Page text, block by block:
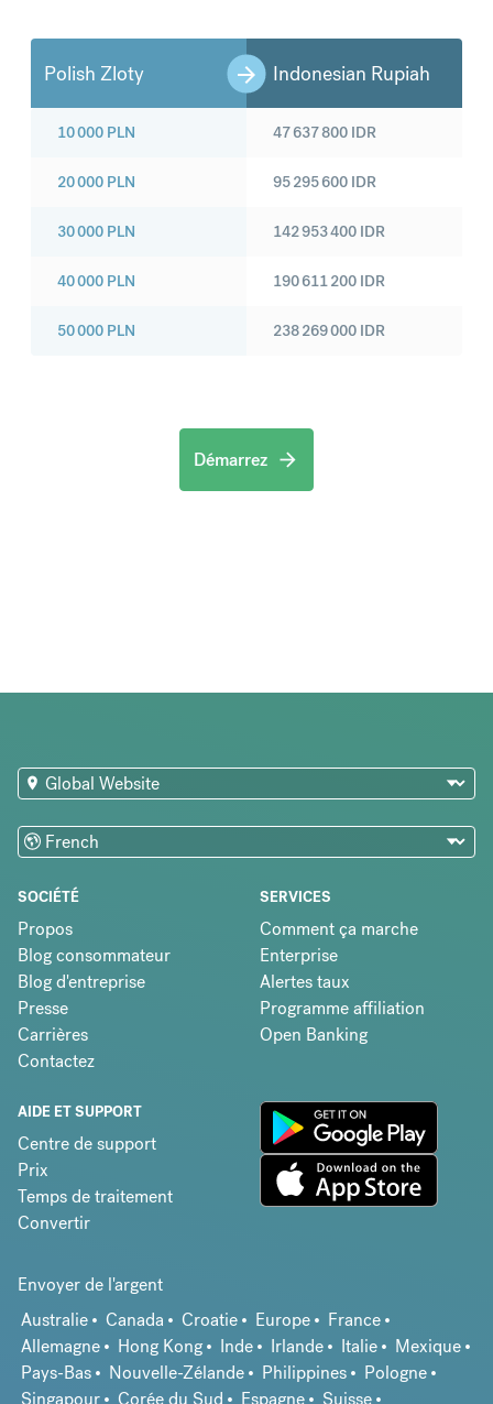
Polish Zloty Indonesian Rupiah
10 000 PLN
20 000 PLN
30 000 PLN
40 000 PLN
50 000 PLN
47 637 800 IDR
95 295 600 IDR
142 953 400 IDR
190 611 200 IDR
238 269 000 IDR
Démarrez
SOCIÉTÉ
Propos
Blog consommateur
Blog d'entreprise
Presse
Carrières
Contactez
SERVICES
Comment ça marche
Enterprise
Alertes taux
Programme affiliation
Open Banking
AIDE ET SUPPORT
Centre de support
Prix
Temps de traitement
Convertir
Envoyer de l'argent
Australie
Canada Croatie Europe
France
Allemagne
Hong Kong Inde Irlande Italie
Mexique
Pays-Bas
Nouvelle-Zélande Philippines
Pologne
Singapour
Corée du Sud Espagne
Suisse